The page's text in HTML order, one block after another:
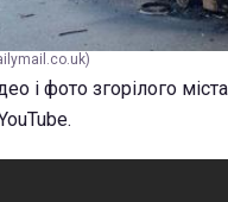
і фото згорілого